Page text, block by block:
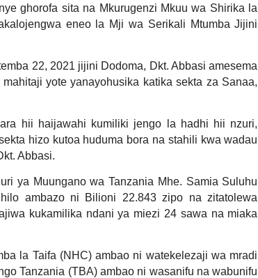
ghorofa sita na Mkurugenzi Mkuu wa Shirika la
eneo la Mji wa Serikali Mtumba Jijini
22, 2021 jijini Dodoma, Dkt. Abbasi amesema
yote yanayohusika katika sekta za Sanaa,
hii haijawahi kumiliki jengo la hadhi hii nzuri,
hizo kutoa huduma bora na stahili kwa wadau
Abbasi.
ya Muungano wa Tanzania Mhe. Samia Suluhu
ambazo ni Bilioni 22.843 zipo na zitatolewa
kukamilika ndani ya miezi 24 sawa na miaka
la Taifa (NHC) ambao ni watekelezaji wa mradi
Tanzania (TBA) ambao ni wasanifu na wabunifu